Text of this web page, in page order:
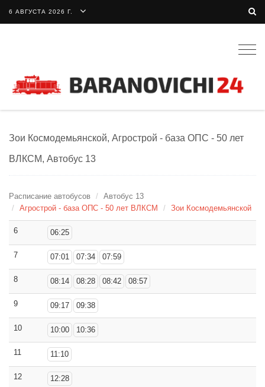
6 АВГУСТА 2026 Г.
Зои Космодемьянской, Агрострой - база ОПС - 50 лет
ВЛКСМ, Автобус 13
Расписание автобусов
Автобус 13
Агрострой - база ОПС - 50 лет ВЛКСМ
Зои Космодемьянской
6 06:25
7 07:01 07:34 07:59
8 08:14 08:28 08:42 08:57
9 09:17 09:38
10 10:00 10:36
11 11:10
12 12:28